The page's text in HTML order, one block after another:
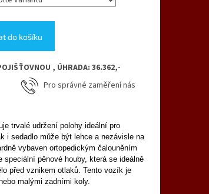
do košíku
, ÚHRADA: 36.362,-
Pro správné zaměření nás
trvalé udržení polohy ideální pro
i sedadlo může být lehce a nezávisle na
vybaven ortopedickým čalouněním
speciální pěnové houby, která se ideálně
před vznikem otlaků. Tento vozík je
malými zadními koly.